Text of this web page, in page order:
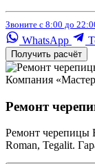
Звоните с 8:00 до
WhatsApp
Получить расчёт
Компания
Ремонт
Ремонт черепицы
Roman, Tegalit.